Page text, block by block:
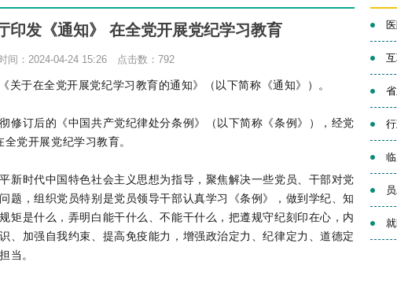
印发《通知》 在全党开展党纪学习教育
间：2024-04-24 15:26 点击数： 792
关于在全党开展党纪学习教育的通知》（以下简称《通知》）。
订后的《中国共产党纪律处分条例》（以下简称《条例》），经党
党开展党纪学习教育。
时代中国特色社会主义思想为指导，聚焦解决一些党员、干部对党
题，组织党员特别是党员领导干部认真学习《条例》，做到学纪、知
矩是什么，弄明白能干什么、不能干什么，把遵规守纪刻印在心，内
、加强自我约束、提高免疫能力，增强政治定力、纪律定力、道德定
当。